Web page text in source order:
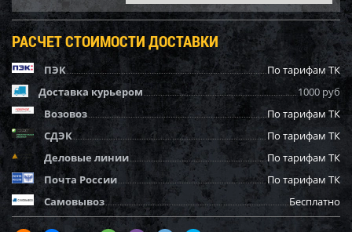
РАСЧЕТ СТОИМОСТИ ДОСТАВКИ
ПЭК
По тарифам ТК
Доставка курьером
1000 руб
Возовоз
По тарифам ТК
СДЭК
По тарифам ТК
Деловые линии
По тарифам ТК
Почта России
По тарифам ТК
Самовывоз
Бесплатно